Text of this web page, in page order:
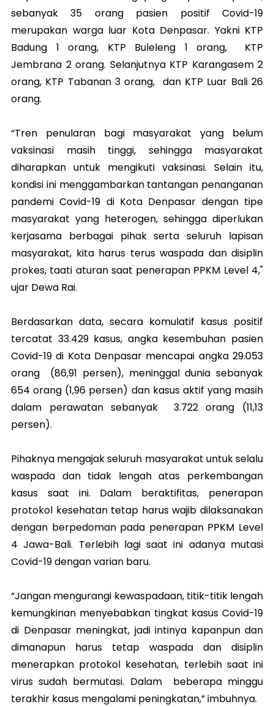
sebanyak 35 orang pasien positif Covid-19
merupakan warga luar Kota Denpasar. Yakni KTP
Badung 1 orang, KTP Buleleng 1 orang, KTP
Jembrana 2 orang. Selanjutnya KTP Karangasem 2
orang, KTP Tabanan 3 orang, dan KTP Luar Bali 26
orang.
“Tren penularan bagi masyarakat yang belum
vaksinasi masih tinggi, sehingga masyarakat
diharapkan untuk mengikuti vaksinasi. Selain itu,
kondisi ini menggambarkan tantangan penanganan
pandemi Covid-19 di Kota Denpasar dengan tipe
masyarakat yang heterogen, sehingga diperlukan
kerjasama berbagai pihak serta seluruh lapisan
masyarakat, kita harus terus waspada dan disiplin
prokes, taati aturan saat penerapan PPKM Level 4,"
ujar Dewa Rai.
Berdasarkan data, secara komulatif kasus positif
tercatat 33.429 kasus, angka kesembuhan pasien
Covid-19 di Kota Denpasar mencapai angka 29.053
orang (86,91 persen), meninggal dunia sebanyak
654 orang (1,96 persen) dan kasus aktif yang masih
dalam perawatan sebanyak 3.722 orang (11,13
persen).
Pihaknya mengajak seluruh masyarakat untuk selalu
waspada dan tidak lengah atas perkembangan
kasus saat ini. Dalam beraktifitas, penerapan
protokol kesehatan tetap harus wajib dilaksanakan
dengan berpedoman pada penerapan PPKM Level
4 Jawa-Bali. Terlebih lagi saat ini adanya mutasi
Covid-19 dengan varian baru.
“Jangan mengurangi kewaspadaan, titik-titik lengah
kemungkinan menyebabkan tingkat kasus Covid-19
di Denpasar meningkat, jadi intinya kapanpun dan
dimanapun harus tetap waspada dan disiplin
menerapkan protokol kesehatan, terlebih saat ini
virus sudah bermutasi. Dalam beberapa minggu
terakhir kasus mengalami peningkatan,” imbuhnya.